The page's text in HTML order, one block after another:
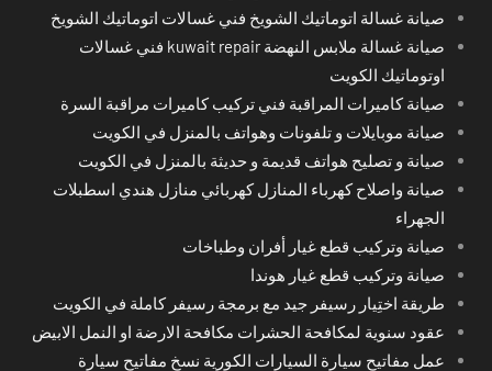
صيانة غسالة اتوماتيك الشويخ فني غسالات اتوماتيك الشويخ
صيانة غسالة ملابس النهضة kuwait repair فني غسالات
اوتوماتيك الكويت
صيانة كاميرات المراقبة فني تركيب كاميرات مراقبة السرة
صيانة موبايلات و تلفونات وهواتف بالمنزل في الكويت
صيانة و تصليح هواتف قديمة و حديثة بالمنزل في الكويت
صيانة واصلاح كهرباء المنازل كهربائي منازل هندي اسطبلات
الجهراء
صيانة وتركيب قطع غيار أفران وطباخات
صيانة وتركيب قطع غيار هوندا
طريقة اختِيار رسيفر جيد مع برمجة رسيفر كاملة في الكويت
عقود سنوية لمكافحة الحشرات مكافحة الارضة او النمل الابيض
عمل مفاتيح سيارة السيارات الكورية نسخ مفاتيح سيارة